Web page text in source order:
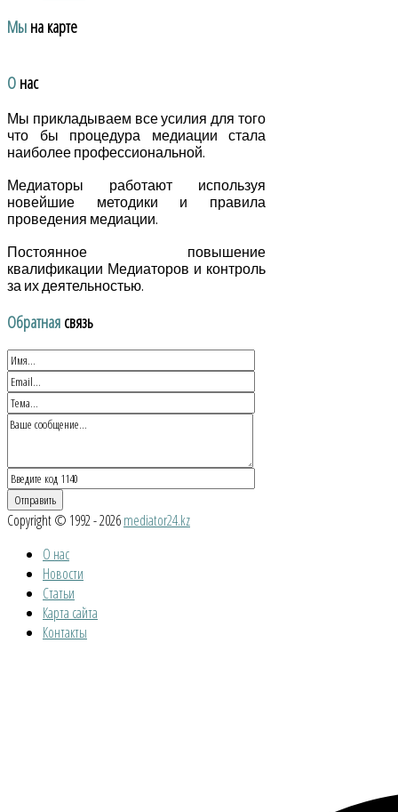
Мы на карте
О нас
Мы прикладываем все усилия для того
что бы процедура медиации стала
наиболее профессиональной.
Медиаторы работают используя
новейшие методики и правила
проведения медиации.
Постоянное повышение
квалификации Медиаторов и контроль
за их деятельностью.
Обратная связь
Copyright © 1992 - 2026mediator24.kz
О нас
Новости
Статьи
Карта сайта
Контакты